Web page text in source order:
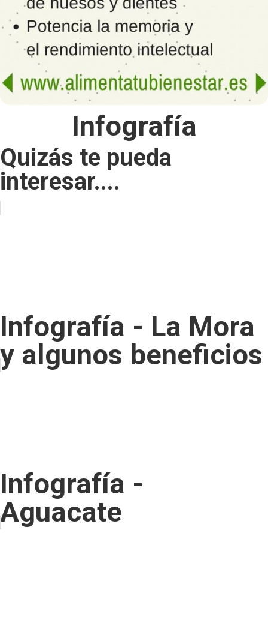
Infografía
Quizás te pueda
interesar....
Infografía - La Mora
y algunos beneficios
Infografía -
Aguacate